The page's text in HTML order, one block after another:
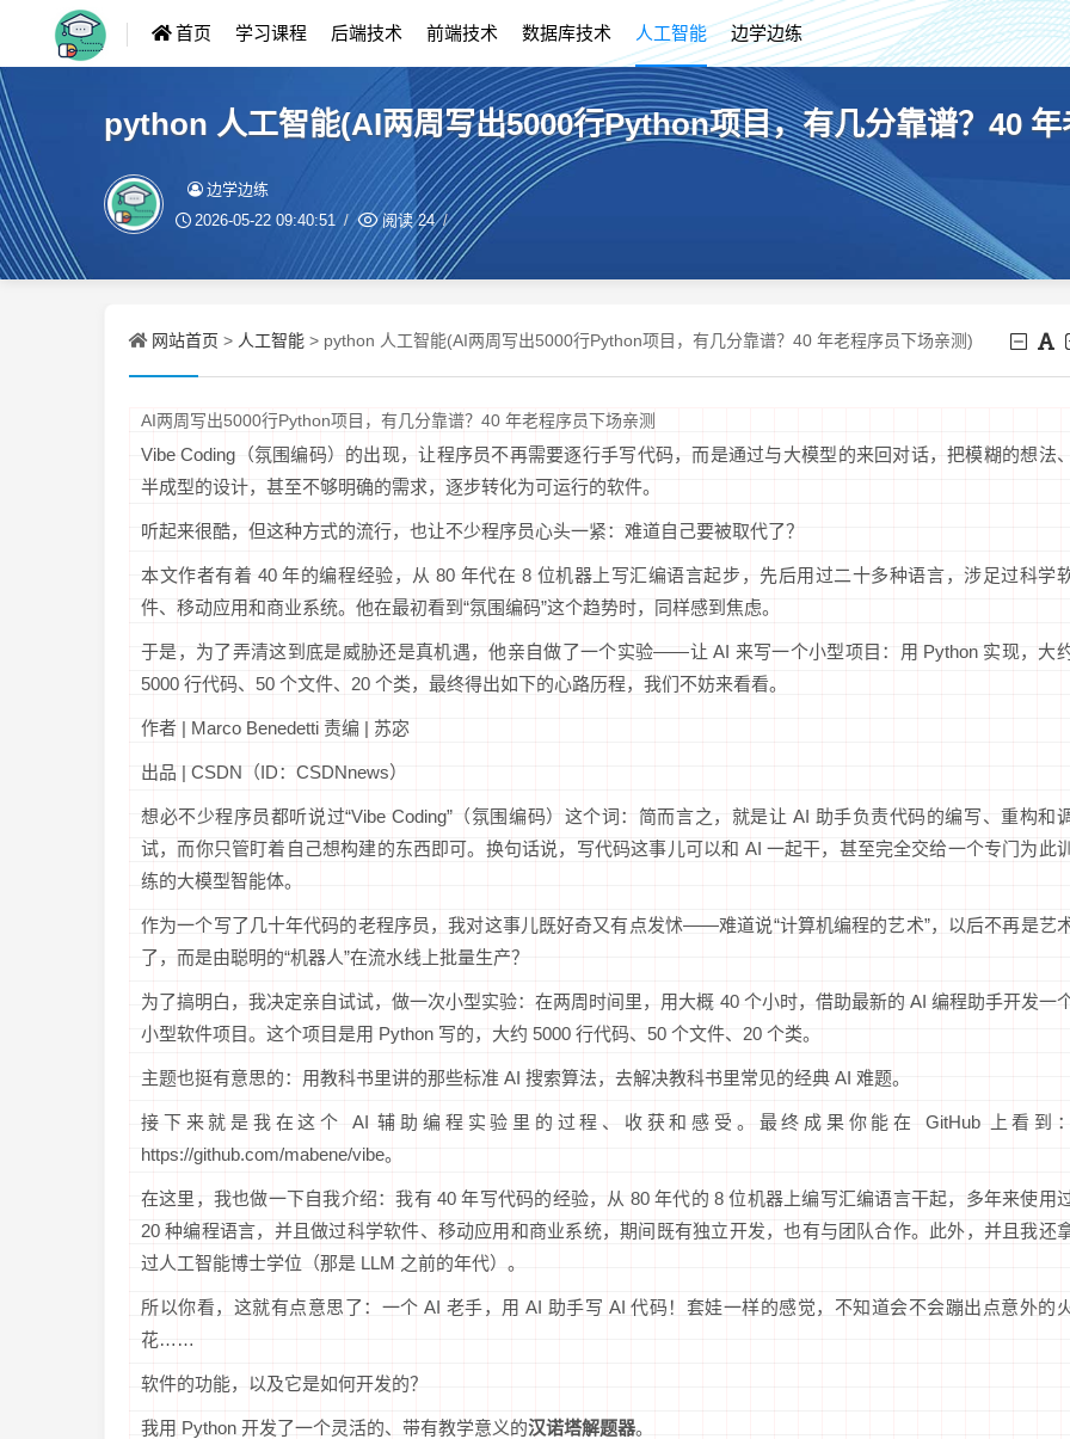
首页 学习课程 后端技术 前端技术 数据库技术 人工智能 边学边练
python 人工智能(AI两周写出5000行Python项目，有几分靠谱？40
边学边练
2026-05-22 09:40:51 阅读24
网站首页 > 人工智能 > python 人工智能(AI两周写出5000行Python项目，有几分靠谱？40 年老程序员下场亲测)
AI两周写出5000行Python项目，有几分靠谱？40 年老程序员下场亲测
Vibe Coding（氛围编码）的出现，让程序员不再需要逐行手写代码，而是通过与大模型的来回对话，把模糊的想法、
半成型的设计，甚至不够明确的需求，逐步转化为可运行的软件。
听起来很酷，但这种方式的流行，也让不少程序员心头一紧：难道自己要被取代了？
本文作者有着 40 年的编程经验，从 80 年代在 8 位机器上写汇编语言起步，先后用过二十多种语言，涉足过科学
件、移动应用和商业系统。他在最初看到“氛围编码”这个趋势时，同样感到焦虑。
于是，为了弄清这到底是威胁还是真机遇，他亲自做了一个实验——让 AI 来写一个小型项目：用 Python 实现，大
5000 行代码、50 个文件、20 个类，最终得出如下的心路历程，我们不妨来看看。
作者 | Marco Benedetti 责编 | 苏宓
出品 | CSDN（ID：CSDNnews）
想必不少程序员都听说过“Vibe Coding”（氛围编码）这个词：简而言之，就是让 AI 助手负责代码的编写、重构和
试，而你只管盯着自己想构建的东西即可。换句话说，写代码这事儿可以和 AI 一起干，甚至完全交给一个专门为此训
练的大模型智能体。
作为一个写了几十年代码的老程序员，我对这事儿既好奇又有点发怵——难道说“计算机编程的艺术”，以后不再是艺
了，而是由聪明的“机器人”在流水线上批量生产？
为了搞明白，我决定亲自试试，做一次小型实验：在两周时间里，用大概 40 个小时，借助最新的 AI 编程助手开发一
小型软件项目。这个项目是用 Python 写的，大约 5000 行代码、50 个文件、20 个类。
主题也挺有意思的：用教科书里讲的那些标准 AI 搜索算法，去解决教科书里常见的经典 AI 难题。
接下来就是我在这个 AI 辅助编程实验里的过程、收获和感受。最终成果你能在 GitHub 上看到：
https://github.com/mabene/vibe。
在这里，我也做一下自我介绍：我有 40 年写代码的经验，从 80 年代的 8 位机器上编写汇编语言干起，多年来使用
20 种编程语言，并且做过科学软件、移动应用和商业系统，期间既有独立开发，也有与团队合作。此外，并且我还
过人工智能博士学位（那是 LLM 之前的年代）。
所以你看，这就有点意思了：一个 AI 老手，用 AI 助手写 AI 代码！套娃一样的感觉，不知道会不会蹦出点意外的
花……
软件的功能，以及它是如何开发的？
我用 Python 开发了一个灵活的、带有教学意义的汉诺塔解题器。